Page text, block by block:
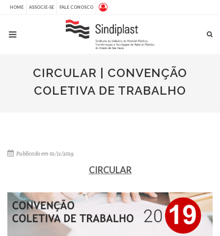
HOME ASSOCIE-SE FALE CONOSCO
CIRCULAR | CONVENÇÃO
COLETIVA DE TRABALHO
Publicado em 01/11/2019
CIRCULAR